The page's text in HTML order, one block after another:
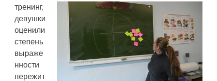
тренинг,
девушки
оценили
степень
выраже
нности
пережит